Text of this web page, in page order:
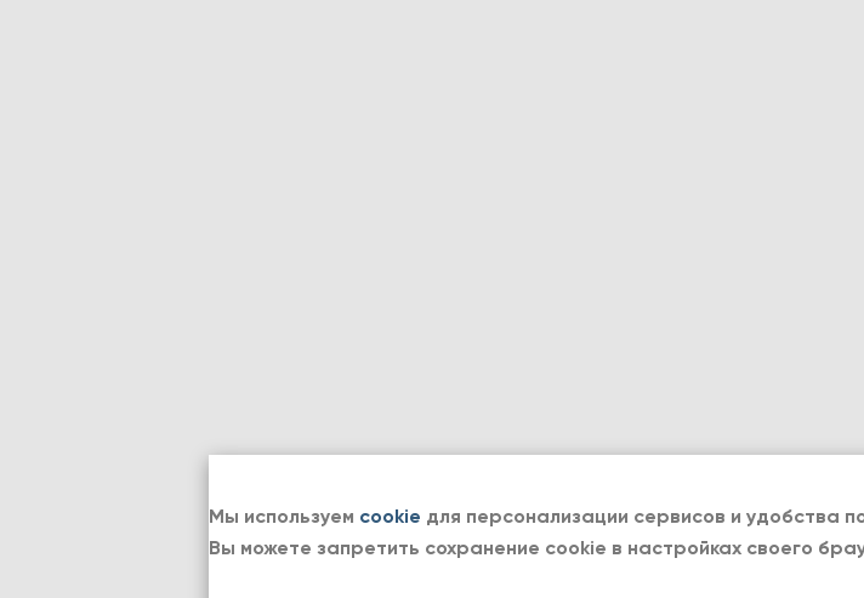
Мы используем cookie для персонализации сервисов и удобства
Вы можете запретить сохранение cookie в настройках своего